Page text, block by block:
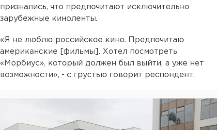
признались, что предпочитают исключительно
зарубежные киноленты.
«Я не люблю российское кино. Предпочитаю
американские [фильмы]. Хотел посмотреть
«Морбиус», который должен был выйти, а уже нет
возможности», - с грустью говорит респондент.